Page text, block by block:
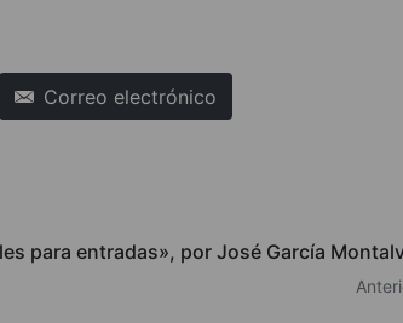
Correo electrónico
para entradas», por José García